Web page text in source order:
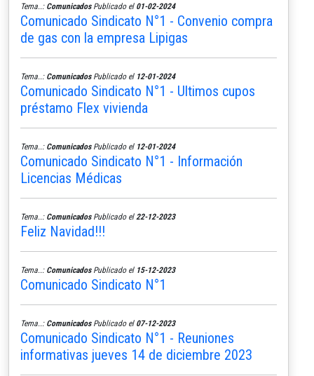
Tema..: ComunicadosPublicado el 01-02-2024
Comunicado Sindicato N°1 - Convenio compra
de gas con la empresa Lipigas
Tema..: ComunicadosPublicado el 12-01-2024
Comunicado Sindicato N°1 - Ultimos cupos
préstamo Flex vivienda
Tema..: ComunicadosPublicado el 12-01-2024
Comunicado Sindicato N°1 - Información
Licencias Médicas
Tema..: ComunicadosPublicado el 22-12-2023
Feliz Navidad!!!
Tema..: ComunicadosPublicado el 15-12-2023
Comunicado Sindicato N°1
Tema..: ComunicadosPublicado el 07-12-2023
Comunicado Sindicato N°1 - Reuniones
informativas jueves 14 de diciembre 2023